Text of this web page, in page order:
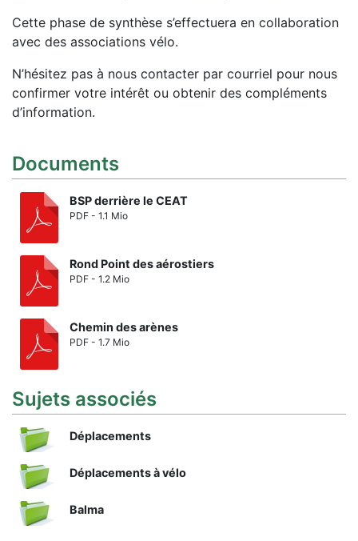
Cette phase de synthèse s’effectuera en collaboration
avec des associations vélo.
N’hésitez pas à nous contacter par courriel pour nous
confirmer votre intérêt ou obtenir des compléments
d’information.
Documents
BSP derrière le CEAT
PDF - 1.1 Mio
Rond Point des aérostiers
PDF - 1.2 Mio
Chemin des arènes
PDF - 1.7 Mio
Sujets associés
Déplacements
Déplacements à vélo
Balma